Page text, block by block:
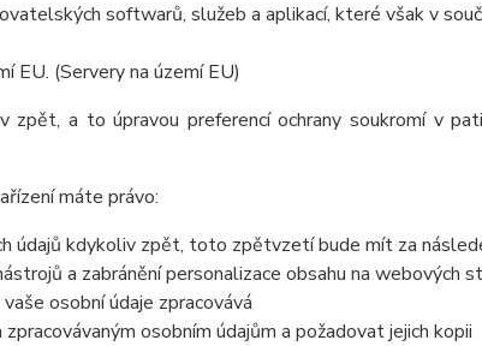
softwarů, služeb a aplikací, které však v
EU. (Servery na území EU)
zpět, a toúpravou preferencí ochrany soukromí v
máte právo:
údajů kdykoliv zpět, toto zpětvzetí bude mít za
a zabránění personalizace obsahu na webových
osobní údaje zpracovává
osobním údajům a požadovat jejich kopii